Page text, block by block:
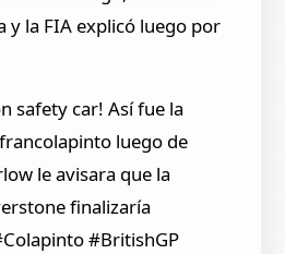
y la FIA explicó luego por
safety car! Así fue la
luego de
le avisara que la
finalizaría
#BritishGP